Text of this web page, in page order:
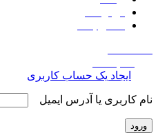
ایجاد یک حساب کاربری
نام کاربری یا آدرس ایمیل
ورود